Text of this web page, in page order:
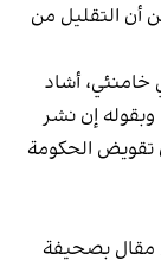
أن التقليل من
أشاد
وبقوله إن نشر
تقويض الحكومة
مقال بصحيفة